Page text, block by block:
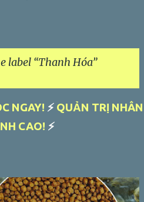
label Thanh Hóa
NGAY! ⚡ QUẢN TRỊ NHÂN
CAO! ⚡